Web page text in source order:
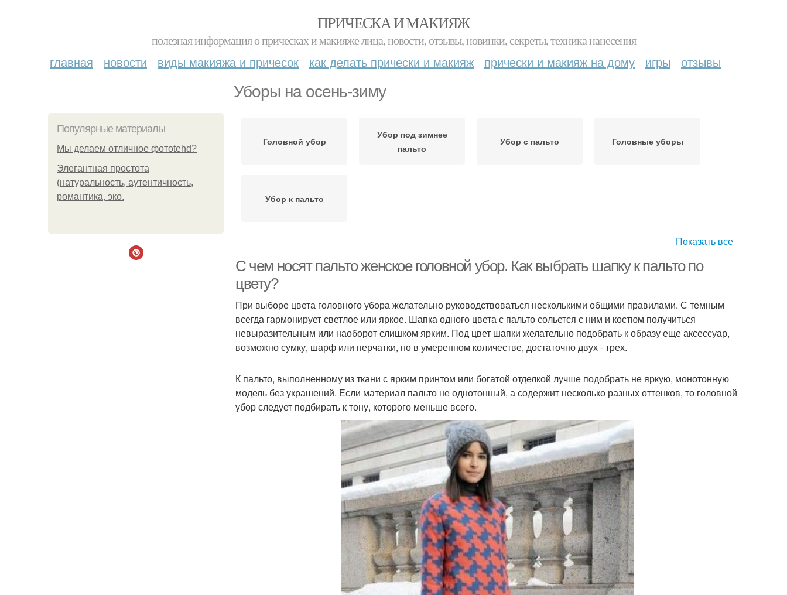
ПРИЧЕСКА И МАКИЯЖ
полезная информация о прическах и макияже лица, новости, отзывы, новинки, секреты, техника нанесения
главная новости виды макияжа и причесок как делать прически и макияж прически и макияж на дому игры отзывы
Уборы на осень-зиму
Популярные материалы
Мы делаем отличное фотоtehd?
Элегантная простота
(натуральность, аутентичность,
романтика, эко.
Головной убор
Убор под зимнее
пальто
Убор с пальто Головные уборы
Убор к пальто
Показать все
С чем носят пальто женское головной убор. Как выбрать шапку к пальто по
цвету?
При выборе цвета головного убора желательно руководствоваться несколькими общими правилами. С темным
всегда гармонирует светлое или яркое. Шапка одного цвета с пальто сольется с ним и костюм получиться
невыразительным или наоборот слишком ярким. Под цвет шапки желательно подобрать к образу еще аксессуар,
возможно сумку, шарф или перчатки, но в умеренном количестве, достаточно двух - трех.
К пальто, выполненному из ткани с ярким принтом или богатой отделкой лучше подобрать не яркую, монотонную
модель без украшений. Если материал пальто не однотонный, а содержит несколько разных оттенков, то головной
убор следует подбирать к тону, которого меньше всего.